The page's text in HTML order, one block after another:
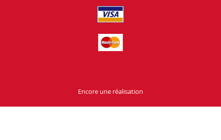
Encore une réalisation